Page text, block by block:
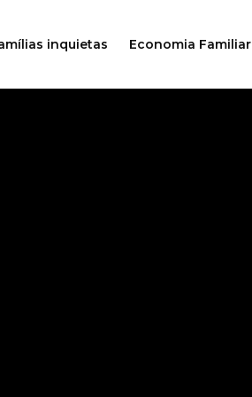
inquietas Economia Familiar